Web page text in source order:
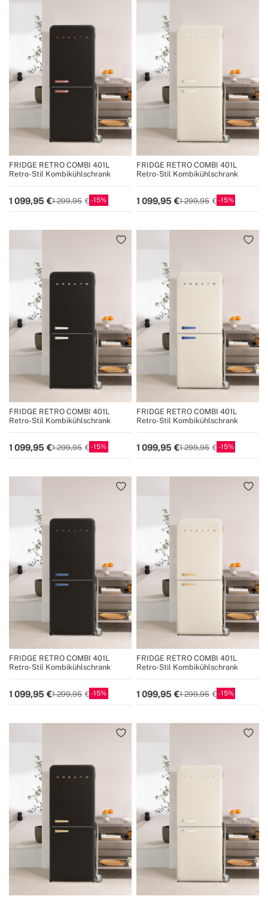
FRIDGE RETRO COMBI 401L
Retro-Stil Kombikühlschrank
1 099,95 1 299,95 15
FRIDGE RETRO COMBI 401L
Retro-Stil Kombikühlschrank
1 099,95 1 299,95 15
FRIDGE RETRO COMBI 401L
Retro-Stil Kombikühlschrank
1 099,95 1 299,95 15
FRIDGE RETRO COMBI 401L
Retro-Stil Kombikühlschrank
1 099,95 1 299,95 15
FRIDGE RETRO COMBI 401L
Retro-Stil Kombikühlschrank
1 099,95 1 299,95 15
FRIDGE RETRO COMBI 401L
Retro-Stil Kombikühlschrank
1 099,95 1 299,95 15